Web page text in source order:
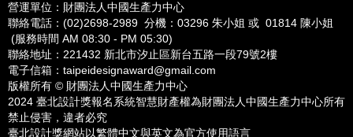
營運單位：財團法人中國生產力中心
聯絡電話： (02)2698-2989 分機：03296 朱小姐 或 01814 陳小姐
(服務時間 AM 08:30 - PM 05:30)
聯絡地址：221432 新北市汐止區新台五路一段79號2樓
電子信箱： taipeidesignaward@gmail.com
版權所有 © 財團法人中國生產力中心
2024 臺北設計獎報名系統智慧財產權為財團法人中國生產力中心所有
禁止侵害，違者必究
臺北設計獎網站以繁體中文與英文為官方使用語言